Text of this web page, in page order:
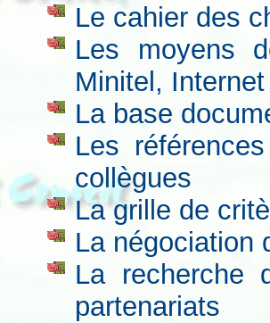
Le cahier des
Les moyens
Minitel,
La base
Les
collègues
La grille de
La négociation
La recherche
partenariats